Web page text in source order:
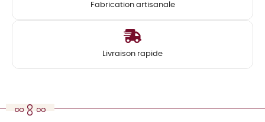
Fabrication artisanale
Livraison rapide